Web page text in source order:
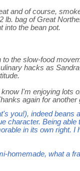
and of course,
lb. bag of Great
into the bean pot.
to the slow-food
hacks as
I'm enjoying lots
again for another
you!), indeed beans
character. Being
in its own right. I
homemade, what a